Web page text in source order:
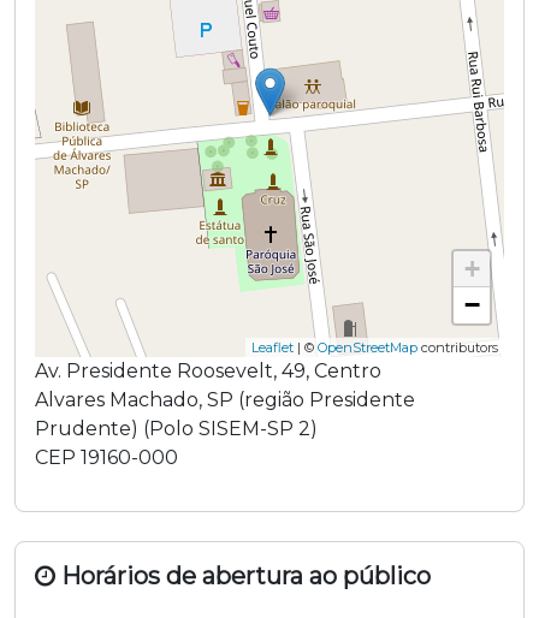
+
−
Leaflet | © OpenStreetMap contributors
Av. Presidente Roosevelt, 49, Centro
Alvares Machado, SP (região Presidente
Prudente) (Polo SISEM-SP 2)
CEP 19160-000
Horários de abertura ao público